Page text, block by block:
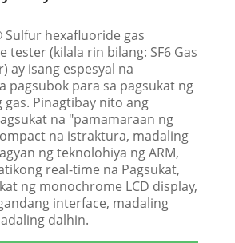
Sulfur hexafluoride gas
tester (kilala rin bilang: SF6 Gas
ay isang espesyal na
pagsubok para sa pagsukat ng
gas. Pinagtibay nito ang
na "pamamaraan ng
na istraktura, madaling
ng teknolohiya ng ARM,
real-time na Pagsukat,
ng monochrome LCD display,
interface, madaling
dalhin.